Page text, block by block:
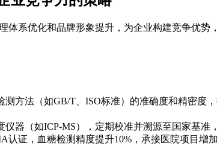
体系优化和品牌形象提升，为企业构建竞争优势
测方法（如GB/T、ISO标准）的准确度和精密度
仪器（如ICP-MS），定期校准并溯源至国家基准
认证，血糖检测精度提升10%，承接医院项目增加